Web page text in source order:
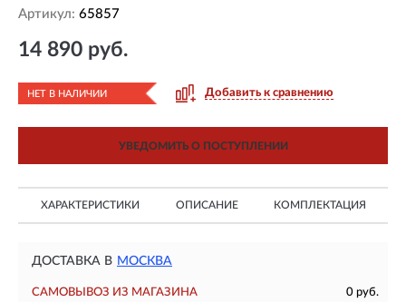
Артикул: 65857
14 890 руб.
НЕТ В НАЛИЧИИ Добавить к сравнению
УВЕДОМИТЬ О ПОСТУПЛЕНИИ
ХАРАКТЕРИСТИКИ ОПИСАНИЕ КОМПЛЕКТАЦИЯ
ДОСТАВКА В МОСКВА
САМОВЫВОЗ ИЗ МАГАЗИНА
0 руб.